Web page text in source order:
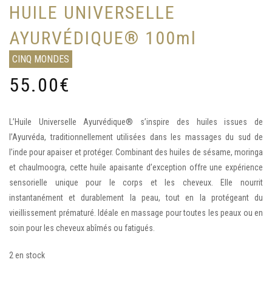
HUILE UNIVERSELLE
AYURVÉDIQUE® 100ml
CINQ MONDES
55.00€
L’Huile Universelle Ayurvédique® s’inspire des huiles issues de
l’Ayurvéda, traditionnellement utilisées dans les massages du sud de
l’inde pour apaiser et protéger. Combinant des huiles de sésame, moringa
et chaulmoogra, cette huile apaisante d’exception offre une expérience
sensorielle unique pour le corps et les cheveux. Elle nourrit
instantanément et durablement la peau, tout en la protégeant du
vieillissement prématuré. Idéale en massage pour toutes les peaux ou en
soin pour les cheveux abîmés ou fatigués.
2 en stock